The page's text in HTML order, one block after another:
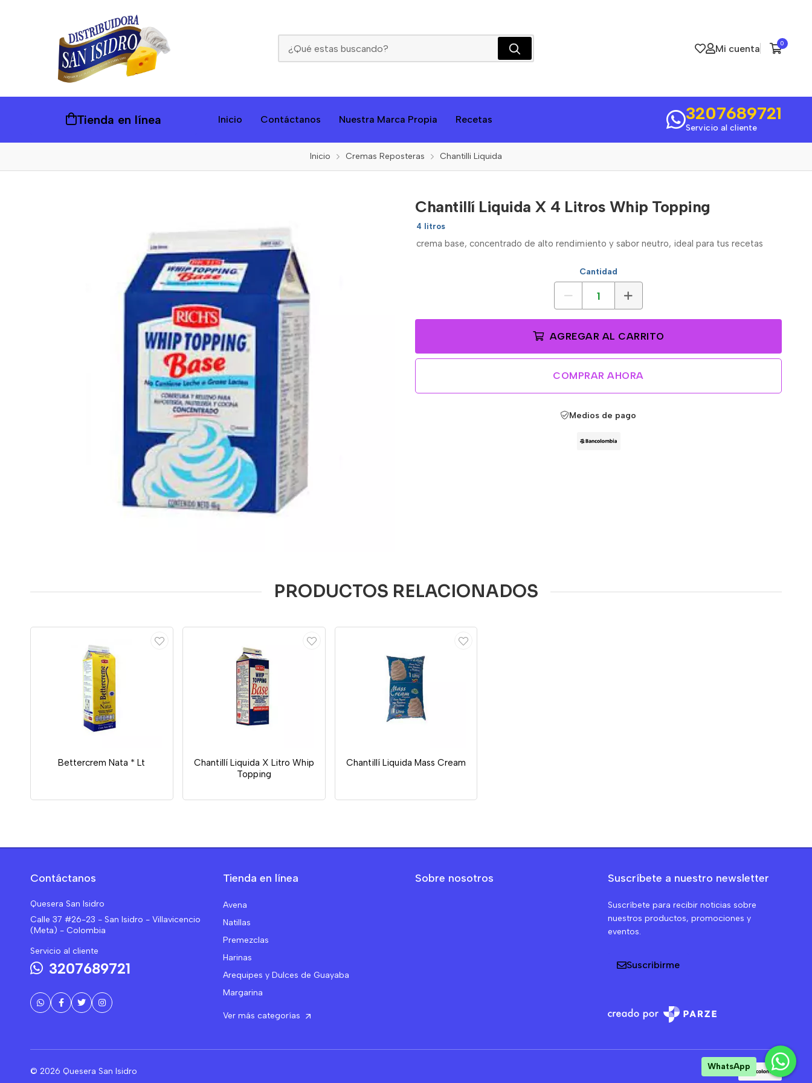
Mi cuenta 0
Tienda en línea Inicio Contáctanos Nuestra Marca Propia Recetas 3207689721
Servicio al cliente
Inicio Cremas Reposteras Chantilli Liquida
Chantillí Liquida X 4 Litros Whip Topping
4 litros
crema base, concentrado de alto rendimiento y sabor neutro, ideal para tus recetas
Cantidad
AGREGAR AL CARRITO
COMPRAR AHORA
Medios de pago
PRODUCTOS RELACIONADOS
Bettercrem Nata * Lt
Chantillí Liquida X Litro Whip
Topping
Chantillí Liquida Mass Cream
Contáctanos
Quesera San Isidro
Calle 37 #26-23 - San Isidro - Villavicencio
(Meta) - Colombia
Servicio al cliente
3207689721
Tienda en línea
Avena
Natillas
Premezclas
Harinas
Arequipes y Dulces de Guayaba
Margarina
Ver más categorías
Sobre nosotros Suscríbete a nuestro newsletter
Suscríbete para recibir noticias sobre
nuestros productos, promociones y
eventos.
Suscribirme
© 2026 Quesera San Isidro WhatsApp